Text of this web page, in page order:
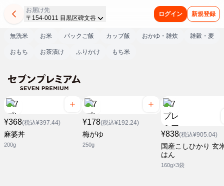
お届け先
〒154-0011 目黒区碑文谷
ログイン 新規登録
無洗米 お米 パックご飯 カップ飯 おかゆ・雑炊 雑穀・麦
おもち お茶漬け ふりかけ もち米
¥368(税込¥397.44)
麻婆丼
200g
¥178(税込¥192.24)
梅がゆ
250g
¥838(税込¥905.04)
国産こしひかり 玄
はん
160g☓3袋